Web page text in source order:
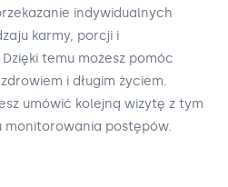
indywidualnych
karmy, porcji i
temu możesz pomóc
i długim życiem.
umówić kolejną wizytę z tym
monitorowania postępów.